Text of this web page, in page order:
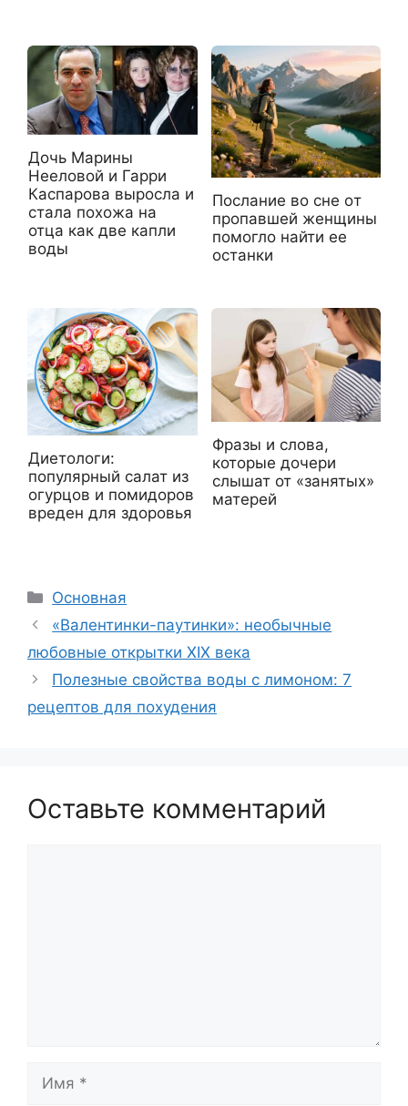
Дочь Марины
Нееловой и Гарри
Каспарова выросла и
стала похожа на
отца как две капли
воды
Пocлaниe вo cнe oт
пpoпaвшeй жeнщины
пoмoглo нaйти ee
ocтaнки
Диетологи:
популярный салат из
огурцов и помидоров
вреден для здоровья
Фразы и слова,
которые дочери
слышат от «занятых»
матерей
Рубрики
Основная
«Валентинки-паутинки»: необычные
любовные открытки XIX века
Полезные свойства воды с лимоном: 7
рецептов для похудения
Оставьте комментарий